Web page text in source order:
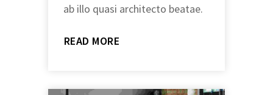
ab illo quasi architecto beatae.
READ MORE